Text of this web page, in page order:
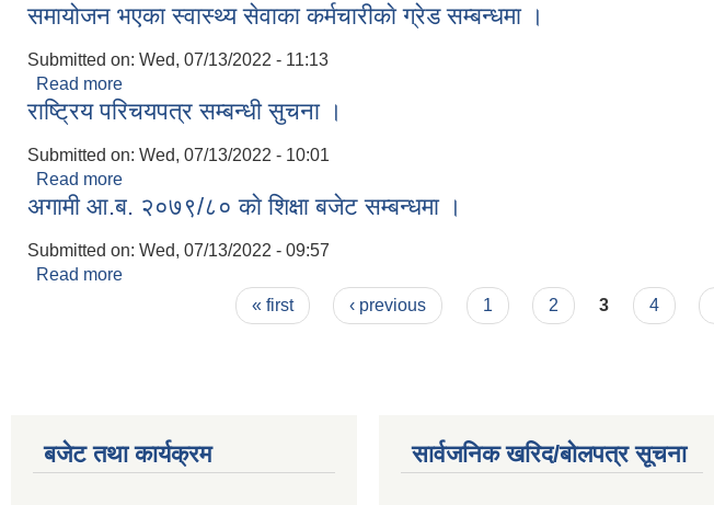
समायोजन भएका स्वास्थ्य सेवाका कर्मचारीकाे ग्रेड सम्बन्धमा ।
Submitted on: Wed, 07/13/2022 - 11:13
Read more
राष्ट्रिय परिचयपत्र सम्बन्धी सुचना ।
Submitted on: Wed, 07/13/2022 - 10:01
Read more
अगामी आ.ब. २०७९/८० काे शिक्षा बजेट सम्बन्धमा ।
Submitted on: Wed, 07/13/2022 - 09:57
Read more
« first ‹ previous 1 2 3 4
बजेट तथा कार्यक्रम सार्वजनिक खरिद/बोलपत्र सूचना